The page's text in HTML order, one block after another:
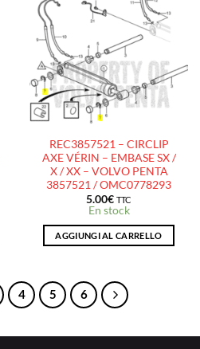
AJOUTER
À LA
LISTE
REC3857521 – CIRCLIP
AXE VÉRIN – EMBASE SX /
X / XX – VOLVO PENTA
3857521 / OMC0778293
5.00€ TTC
En stock
AGGIUNGI AL CARRELLO
4 5 6